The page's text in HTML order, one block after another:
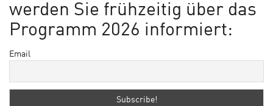
werden Sie frühzeitig über das
Programm 2026 informiert:
Email